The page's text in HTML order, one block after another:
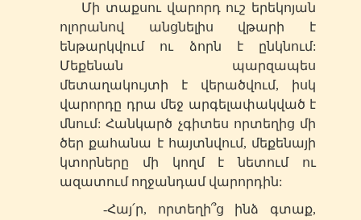
Մի տաքսու վարորդ ուշ երեկոյան
ոլորանով անցնելիս վթարի է
ենթարկվում ու ձորն է ընկնում:
Մեքենան պարզապես
մետաղակույտի է վերածվում, իսկ
վարորդը դրա մեջ արգելափակված է
մնում: Հանկարծ չգիտես որտեղից մի
ծեր քահանա է հայտնվում, մեքենայի
կտորները մի կողմ է նետում ու
ազատում ողջանդամ վարորդին:
-Հայ՛ր, որտեղի՞ց ինձ գտաք,